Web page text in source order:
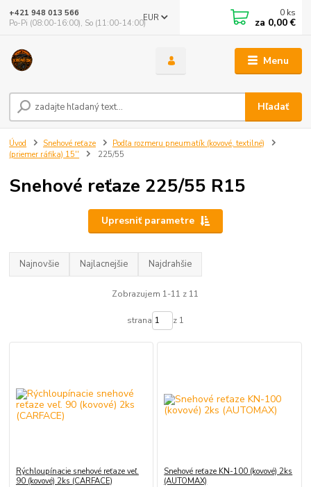
Menu
EUR
Hľadať
+421 948 013 566
Po-Pi (08:00-16:00), So (11:00-14:00)
0 ks
za 0,00 €
Úvod Snehové reťaze
Podľa rozmeru pneumatík (kovové, textilné)
(priemer ráfika) 15''
225/55
Snehové reťaze 225/55 R15
Upresniť parametre
Najnovšie Najlacnejšie Najdrahšie
Zobrazujem 1-11 z 11
strana z 1
Rýchloupínacie snehové reťaze veľ.
90 (kovové) 2ks (CARFACE)
Snehové reťaze KN-100 (kovové) 2ks
(AUTOMAX)